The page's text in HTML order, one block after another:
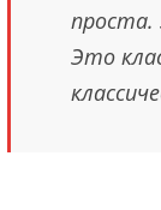
проста.
Это